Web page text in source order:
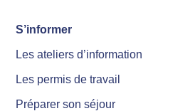
S’informer
Les ateliers d’information
Les permis de travail
Préparer son séjour